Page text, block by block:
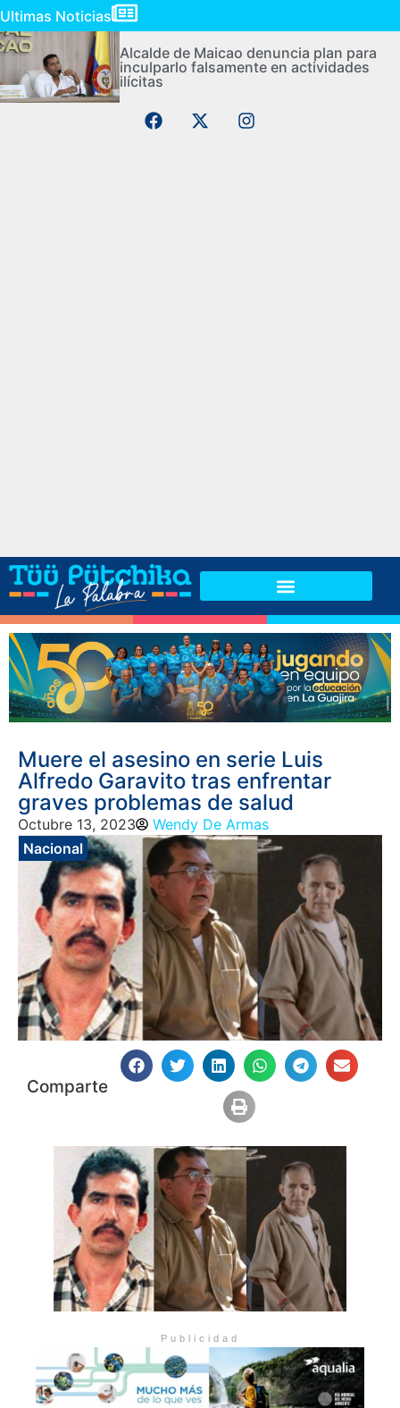
Ultimas Noticias
Alcalde de Maicao denuncia plan para
inculparlo falsamente en actividades
ilícitas
Muere el asesino en serie Luis
Alfredo Garavito tras enfrentar
graves problemas de salud
Octubre 13, 2023
Wendy De Armas
Nacional
Comparte
Publicidad